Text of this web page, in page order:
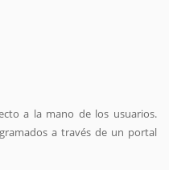
a la mano de los usuarios.
a través de un portal